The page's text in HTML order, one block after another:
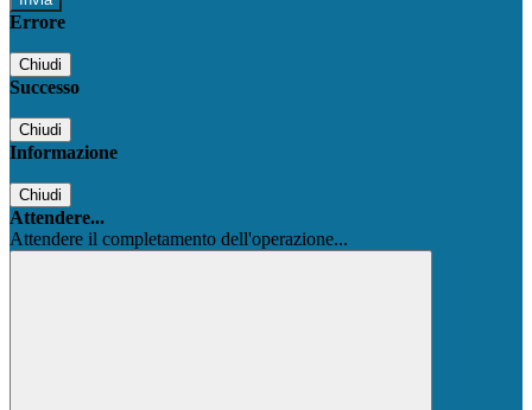
Errore
Chiudi
Successo
Chiudi
Informazione
Chiudi
Attendere...
Attendere il completamento dell'operazione...